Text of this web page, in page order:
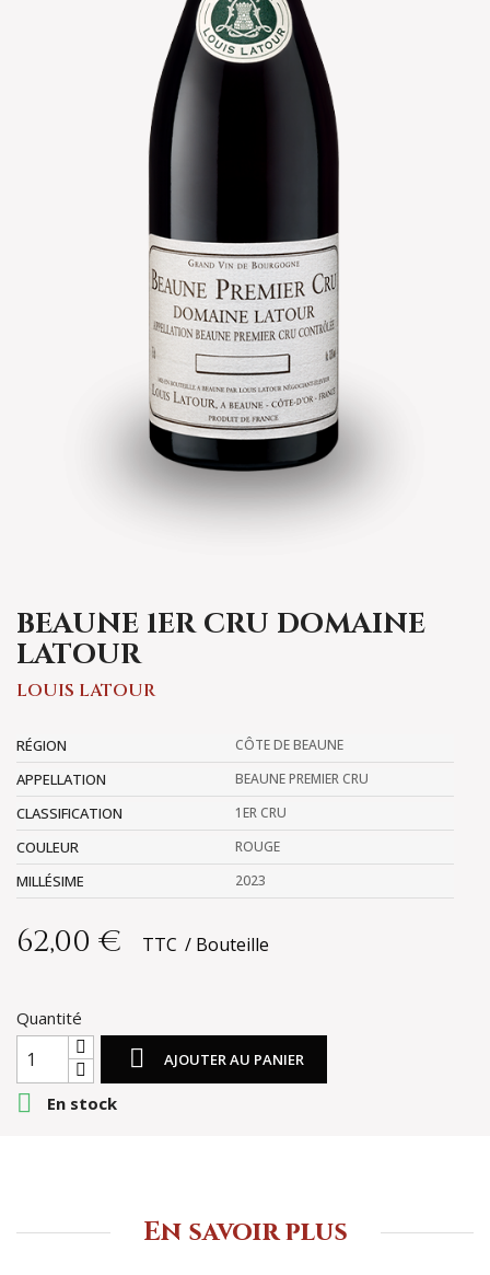
BEAUNE 1ER CRU DOMAINE
LATOUR
LOUIS LATOUR
RÉGION CÔTE DE BEAUNE
APPELLATION BEAUNE PREMIER CRU
CLASSIFICATION 1ER CRU
COULEUR ROUGE
MILLÉSIME 2023
62,00 € TTC Bouteille
Quantité
 AJOUTER AU PANIER
 En stock
En savoir plus